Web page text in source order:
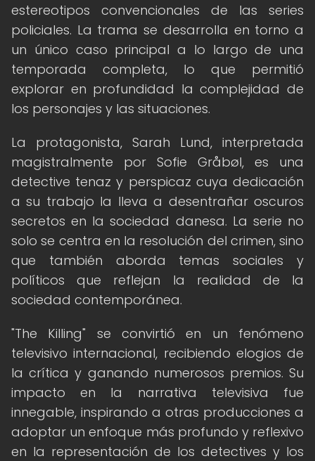
estereotipos convencionales de las series
policiales. La trama se desarrolla en torno a
un único caso principal a lo largo de una
temporada completa, lo que permitió
explorar en profundidad la complejidad de
los personajes y las situaciones.
La protagonista, Sarah Lund, interpretada
magistralmente por Sofie Gråbøl, es una
detective tenaz y perspicaz cuya dedicación
a su trabajo la lleva a desentrañar oscuros
secretos en la sociedad danesa. La serie no
solo se centra en la resolución del crimen, sino
que también aborda temas sociales y
políticos que reflejan la realidad de la
sociedad contemporánea.
"The Killing" se convirtió en un fenómeno
televisivo internacional, recibiendo elogios de
la crítica y ganando numerosos premios. Su
impacto en la narrativa televisiva fue
innegable, inspirando a otras producciones a
adoptar un enfoque más profundo y reflexivo
en la representación de los detectives y los